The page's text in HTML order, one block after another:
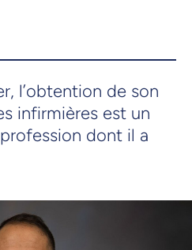
l’obtention de son
infirmières est un
dont il a